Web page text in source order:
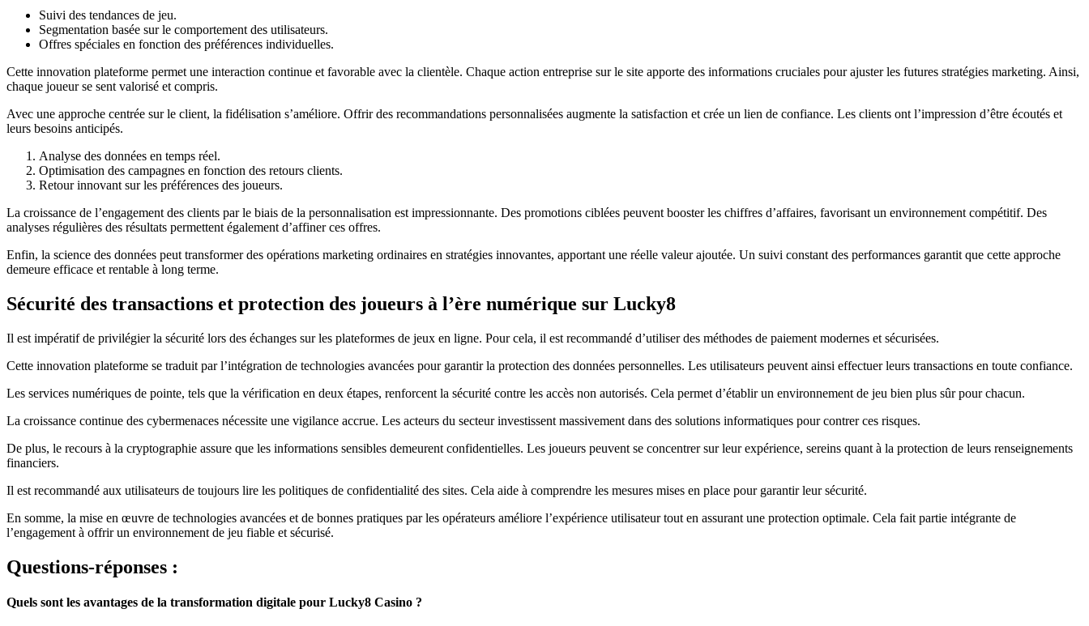
Suivi des tendances de jeu.
Segmentation basée sur le comportement des utilisateurs.
Offres spéciales en fonction des préférences individuelles.
Cette innovation plateforme permet une interaction continue et favorable avec la clientèle. Chaque action entreprise sur le site apporte des informations cruciales pour ajuster les futures stratégies marketing. Ainsi,
chaque joueur se sent valorisé et compris.
Avec une approche centrée sur le client, la fidélisation s’améliore. Offrir des recommandations personnalisées augmente la satisfaction et crée un lien de confiance. Les clients ont l’impression d’être écoutés et
leurs besoins anticipés.
Analyse des données en temps réel.
Optimisation des campagnes en fonction des retours clients.
Retour innovant sur les préférences des joueurs.
La croissance de l’engagement des clients par le biais de la personnalisation est impressionnante. Des promotions ciblées peuvent booster les chiffres d’affaires, favorisant un environnement compétitif. Des
analyses régulières des résultats permettent également d’affiner ces offres.
Enfin, la science des données peut transformer des opérations marketing ordinaires en stratégies innovantes, apportant une réelle valeur ajoutée. Un suivi constant des performances garantit que cette approche
demeure efficace et rentable à long terme.
Sécurité des transactions et protection des joueurs à l’ère numérique sur Lucky8
Il est impératif de privilégier la sécurité lors des échanges sur les plateformes de jeux en ligne. Pour cela, il est recommandé d’utiliser des méthodes de paiement modernes et sécurisées.
Cette innovation plateforme se traduit par l’intégration de technologies avancées pour garantir la protection des données personnelles. Les utilisateurs peuvent ainsi effectuer leurs transactions en toute confiance.
Les services numériques de pointe, tels que la vérification en deux étapes, renforcent la sécurité contre les accès non autorisés. Cela permet d’établir un environnement de jeu bien plus sûr pour chacun.
La croissance continue des cybermenaces nécessite une vigilance accrue. Les acteurs du secteur investissent massivement dans des solutions informatiques pour contrer ces risques.
De plus, le recours à la cryptographie assure que les informations sensibles demeurent confidentielles. Les joueurs peuvent se concentrer sur leur expérience, sereins quant à la protection de leurs renseignements
financiers.
Il est recommandé aux utilisateurs de toujours lire les politiques de confidentialité des sites. Cela aide à comprendre les mesures mises en place pour garantir leur sécurité.
En somme, la mise en œuvre de technologies avancées et de bonnes pratiques par les opérateurs améliore l’expérience utilisateur tout en assurant une protection optimale. Cela fait partie intégrante de
l’engagement à offrir un environnement de jeu fiable et sécurisé.
Questions-réponses :
Quels sont les avantages de la transformation digitale pour Lucky8 Casino ?